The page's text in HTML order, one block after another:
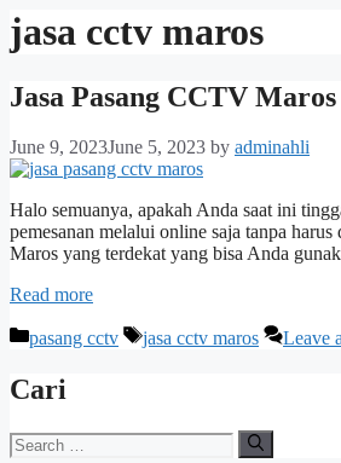
jasa cctv maros
Jasa Pasang CCTV
June 9, 2023June 5, 2023 by adminahli
Halo semuanya, apakah Anda saat ini
pemesanan melalui online saja tanpa
Maros yang terdekat yang bisa Anda
Read more
Categories
pasang cctv Tags
jasa cctv maros Leave
Cari
Search